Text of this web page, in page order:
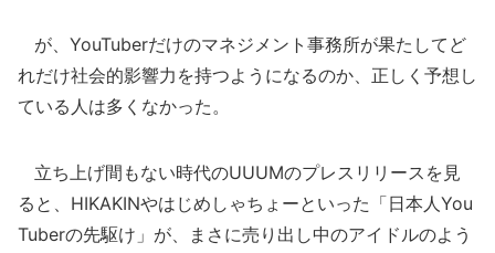
が、YouTuberだけのマネジメント事務所が果たしてど
れだけ社会的影響力を持つようになるのか、正しく予想し
ている人は多くなかった。
立ち上げ間もない時代のUUUMのプレスリリースを見
ると、HIKAKINやはじめしゃちょーといった「日本人You
Tuberの先駆け」が、まさに売り出し中のアイドルのよう